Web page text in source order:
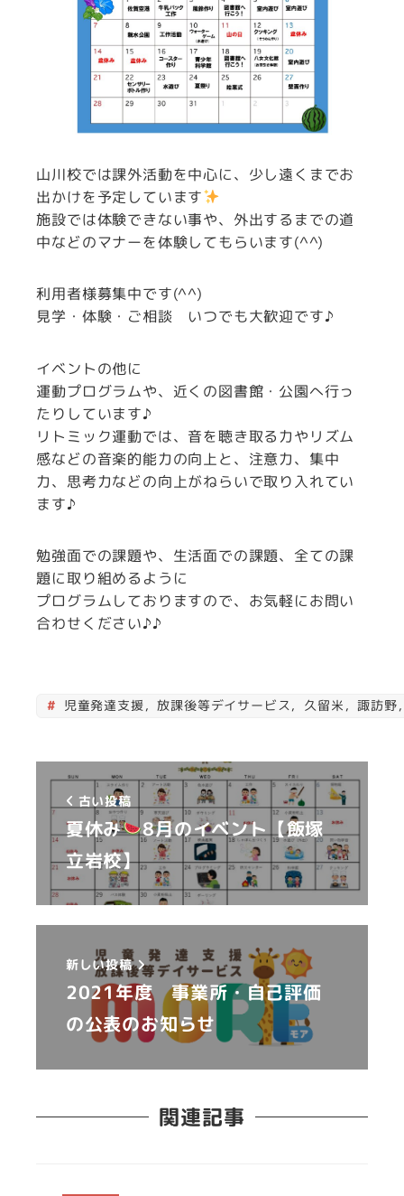
山川校では課外活動を中心に、少し遠くまでお
出かけを予定しています
施設では体験できない事や、外出するまでの道
中などのマナーを体験してもらいます(^^)
利用者様募集中です(^^)
見学・体験・ご相談 いつでも大歓迎です♪
イベントの他に
運動プログラムや、近くの図書館・公園へ行っ
たりしています♪
リトミック運動では、音を聴き取る力やリズム
感などの音楽的能力の向上と、注意力、集中
力、思考力などの向上がねらいで取り入れてい
ます♪
勉強面での課題や、生活面での課題、全ての課
題に取り組めるように
プログラムしておりますので、お気軽にお問い
合わせください♪♪
児童発達支援，放課後等デイサービス，久留米，諏訪野
古い投稿
夏休み
8月のイベント【飯塚
立岩校】
新しい投稿
2021年度 事業所・自己評価
の公表のお知らせ
関連記事